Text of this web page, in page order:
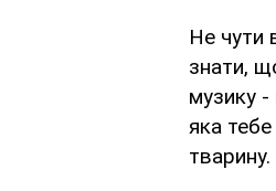
Не чути
знати,
музику
яка
тварину.